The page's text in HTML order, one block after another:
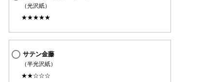
（光沢紙）
★★★★★
サテン金藤
（半光沢紙）
★★☆☆☆